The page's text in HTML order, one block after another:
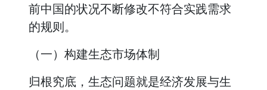
前中国的状况不断修改不符合实践需求
的规则。
（一）构建生态市场体制
归根究底，生态问题就是经济发展与生